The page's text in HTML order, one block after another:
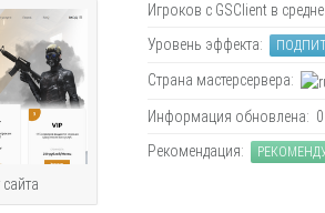
Игроков с GSClient в
Уровень эффекта:
Страна мастерсервера:
Информация обновлена:
Рекомендация: